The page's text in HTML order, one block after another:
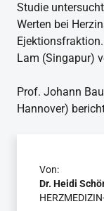
Studie
Werten bei
Lam (Singapur)
Prof. Johann
Hannover)
Von:
Dr. Heidi